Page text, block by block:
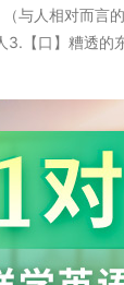
与人相对而言
3.【口】糟透